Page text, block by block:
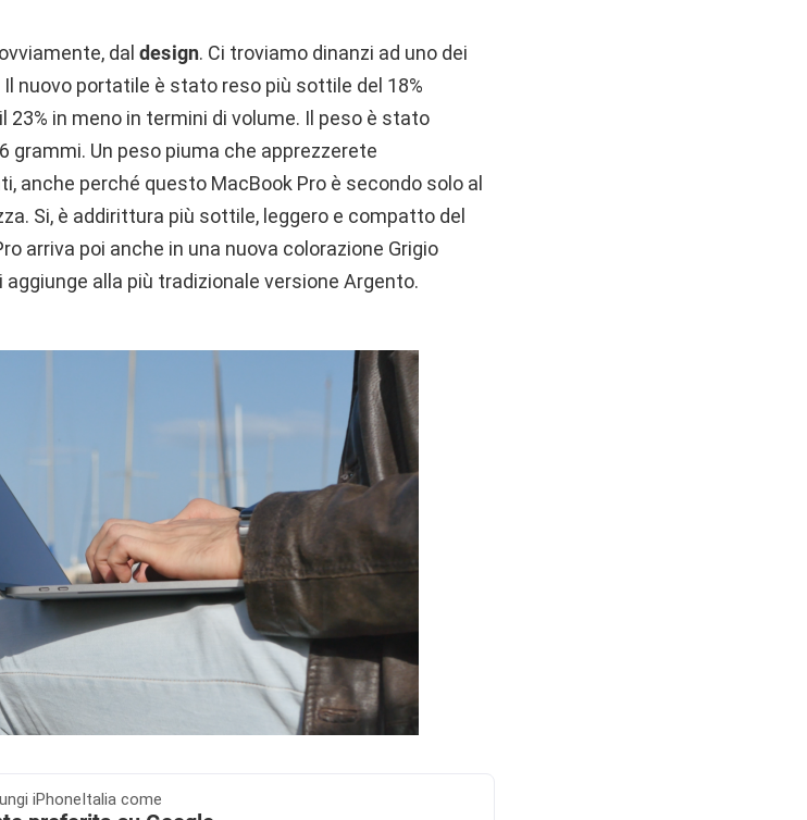
dal design. Ci troviamo dinanzi ad uno dei
nuovo portatile è stato reso più sottile del 18%
in meno in termini di volume. Il peso è stato
grammi. Un peso piuma che apprezzerete
anche perché questo MacBook Pro è secondo solo al
Si, è addirittura più sottile, leggero e compatto del
arriva poi anche in una nuova colorazione Grigio
alla più tradizionale versione Argento.
iPhoneItalia come